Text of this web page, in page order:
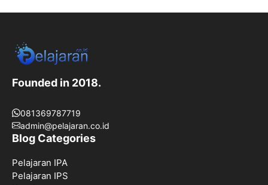
Founded in 2018.
081369787719
admin@pelajaran.co.id
Blog Categories
Pelajaran IPA
Pelajaran IPS